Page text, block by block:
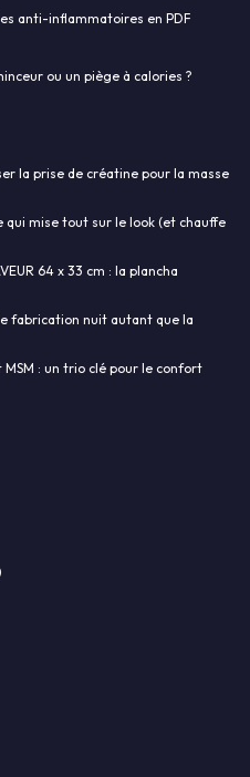
anti-inflammatoires en PDF
ou un piège à calories ?
la prise de créatine pour la masse
qui mise tout sur le look (et chauffe
64 x 33 cm : la plancha
fabrication nuit autant que la
: un trio clé pour le confort